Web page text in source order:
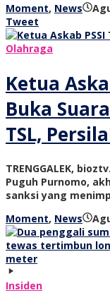
Moment, News
Tweet
Olahraga
Ketua
Buka
TSL,
TRENGGALEK,
Puguh Purnomo,
sanksi yang
Moment, News
Insiden